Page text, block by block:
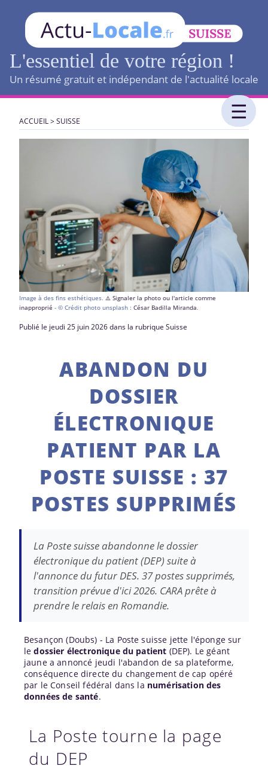
L'essentiel de votre région !
Un résumé gratuit et indépendant de l'actualité locale
ACCUEIL>SUISSE
Image à des fins esthétiques. ⚠️ Signaler la photo ou l'article comme
inapproprié - © Crédit photo unsplash : César Badilla Miranda.
Publié le jeudi 25 juin 2026 dans la rubrique Suisse
ABANDON DU
DOSSIER
ÉLECTRONIQUE
PATIENT PAR LA
POSTE SUISSE : 37
POSTES SUPPRIMÉS
La Poste suisse abandonne le dossier
électronique du patient (DEP) suite à
l'annonce du futur DES. 37 postes supprimés,
transition prévue d'ici 2026. CARA prête à
prendre le relais en Romandie.
Besançon (Doubs) - La Poste suisse jette l'éponge sur
ledossier électronique du patient (DEP). Le géant
jaune a annoncé jeudi l'abandon de sa plateforme,
conséquence directe du changement de cap opéré
par le Conseil fédéral dans la numérisation des
données de santé.
La Poste tourne la page
du DEP